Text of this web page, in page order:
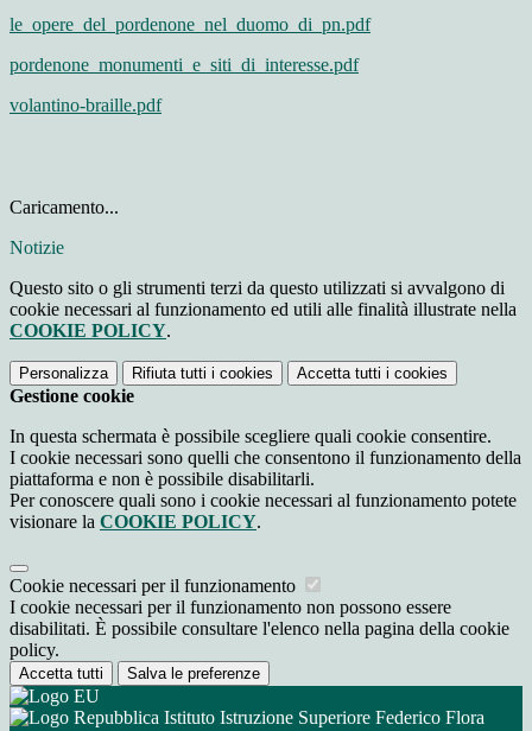
le_opere_del_pordenone_nel_duomo_di_pn.pdf
pordenone_monumenti_e_siti_di_interesse.pdf
volantino-braille.pdf
Caricamento...
Notizie
Questo sito o gli strumenti terzi da questo utilizzati si avvalgono di
cookie necessari al funzionamento ed utili alle finalità illustrate nella
COOKIE POLICY.
Personalizza Rifiuta tutti i cookies Accetta tutti i cookies
Gestione cookie
In questa schermata è possibile scegliere quali cookie consentire.
I cookie necessari sono quelli che consentono il funzionamento della
piattaforma e non è possibile disabilitarli.
Per conoscere quali sono i cookie necessari al funzionamento potete
visionare la COOKIE POLICY.
Cookie necessari per il funzionamento
I cookie necessari per il funzionamento non possono essere
disabilitati. È possibile consultare l'elenco nella pagina della cookie
policy.
Accetta tutti Salva le preferenze
Istituto Istruzione Superiore Federico Flora